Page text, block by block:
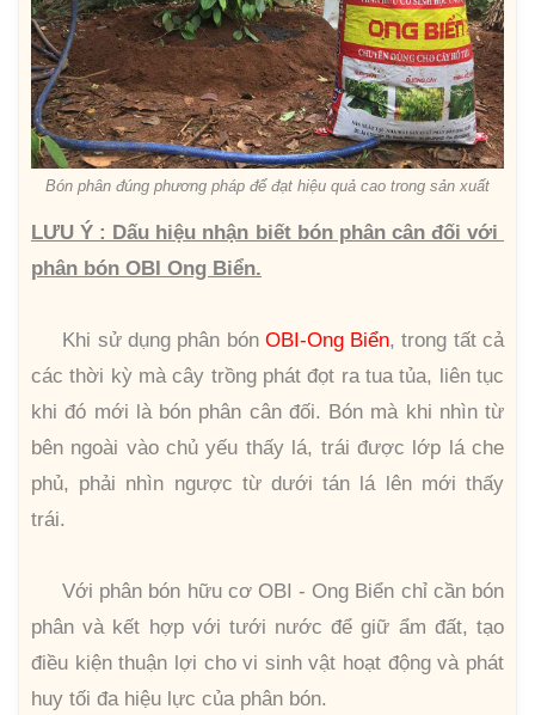
Bón phân đúng phương pháp để đạt hiệu quả cao trong sản xuất
LƯU Ý : Dấu hiệu nhận biết bón phân cân đối với
phân bón OBI Ong Biển.
Khi sử dụng phân bón OBI-Ong Biển, trong tất cả
các thời kỳ mà cây trồng phát đọt ra tua tủa, liên tục
khi đó mới là bón phân cân đối. Bón mà khi nhìn từ
bên ngoài vào chủ yếu thấy lá, trái được lớp lá che
phủ, phải nhìn ngược từ dưới tán lá lên mới thấy
trái.
Với phân bón hữu cơ OBI - Ong Biển chỉ cần bón
phân và kết hợp với tưới nước để giữ ẩm đất, tạo
điều kiện thuận lợi cho vi sinh vật hoạt động và phát
huy tối đa hiệu lực của phân bón.